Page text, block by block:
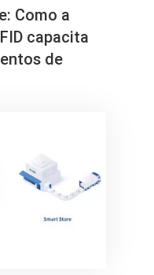
Como a
capacita
de